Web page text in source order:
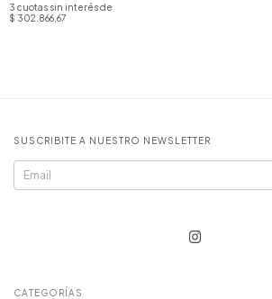
3 cuotas sin interés de
$ 302.866,67
SUSCRIBITE A NUESTRO NEWSLETTER
CATEGORÍAS